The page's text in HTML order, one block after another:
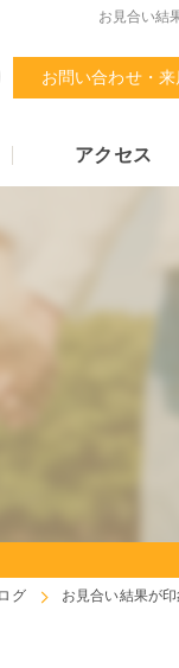
お見合い結
お問い合わせ・
アクセス
グ お見合い結果が